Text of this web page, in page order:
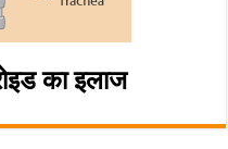
का इलाज